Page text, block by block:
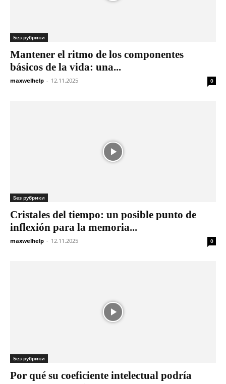
Без рубрики
Mantener el ritmo de los componentes
básicos de la vida: una...
maxwelhelp - 12.11.2025 0
Без рубрики
Cristales del tiempo: un posible punto de
inflexión para la memoria...
maxwelhelp - 12.11.2025 0
Без рубрики
Por qué su coeficiente intelectual podría